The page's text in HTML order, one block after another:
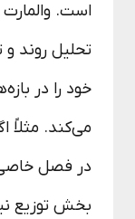
است. والمارت
تحلیل روند و
خود را در
می‌کند. مثلاً
در فصل خاصی
بخش توزیع